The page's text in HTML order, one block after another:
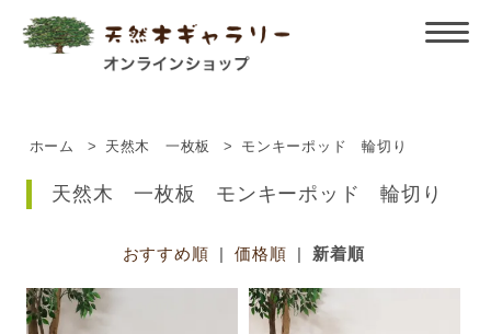
ホーム > 天然木 一枚板 > モンキーポッド 輪切り
天然木 一枚板 モンキーポッド 輪切り
おすすめ順 |価格順 | 新着順